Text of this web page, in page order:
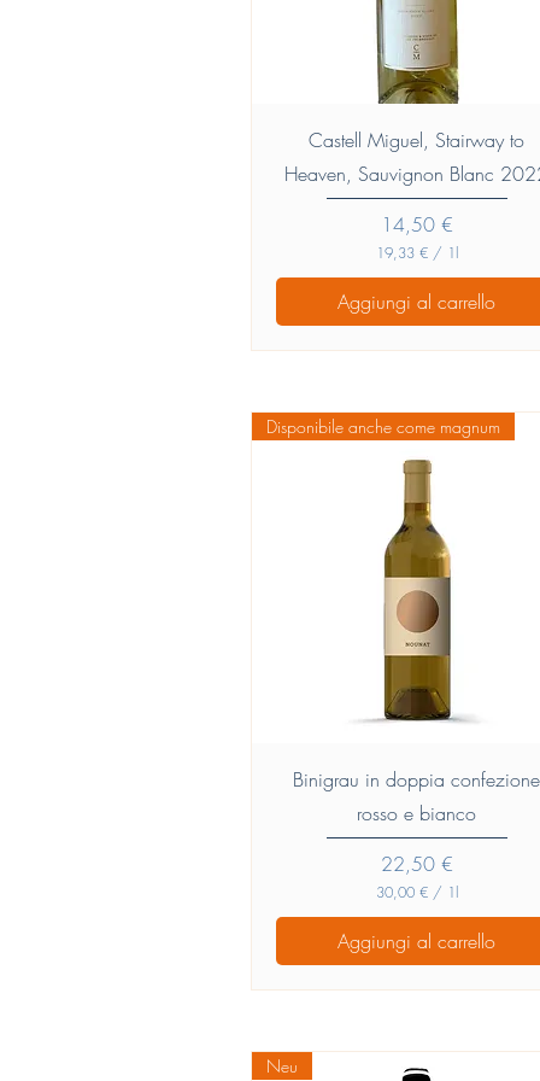
r
i
Vista rapida
Castell Miguel, Stairway to
Heaven, Sauvignon Blanc
Prezzo
14,50 €
19,33 € / 1l
,
3
3
p
e
r
1
i
Aggiungi al carrello
Vista rapida
Disponibile anche come magnum
Binigrau in doppia confezione
rosso e bianco
Prezzo
22,50 €
30,00 € / 1l
,
0
0
p
e
Aggiungi al carrello
Neu